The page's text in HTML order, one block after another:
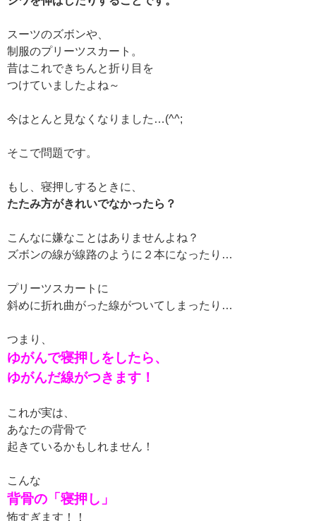
スーツのズボンや、
制服のプリーツスカート。
昔はこれできちんと折り目を
つけていましたよね～
今はとんと見なくなりました…(^^;
そこで問題です。
もし、寝押しするときに、
たたみ方がきれいでなかったら？
こんなに嫌なことはありませんよね？
ズボンの線が線路のように２本になったり…
プリーツスカートに
斜めに折れ曲がった線がついてしまったり…
つまり、
ゆがんで寝押しをしたら、
ゆがんだ線がつきます！
これが実は、
あなたの背骨で
起きているかもしれません！
こんな
背骨の「寝押し」
怖すぎます！！